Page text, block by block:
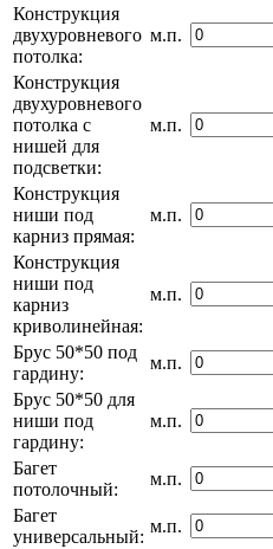
Конструкция
двухуровневого
потолка:
м.п.
Конструкция
двухуровневого
потолка с
нишей для
подсветки:
м.п.
Конструкция
ниши под
карниз прямая:
м.п.
Конструкция
ниши под
карниз
криволинейная:
м.п.
Брус 50*50 под
гардину:
м.п.
Брус 50*50 для
ниши под
гардину:
м.п.
Багет
потолочный:
м.п.
Багет
универсальный:
м.п.